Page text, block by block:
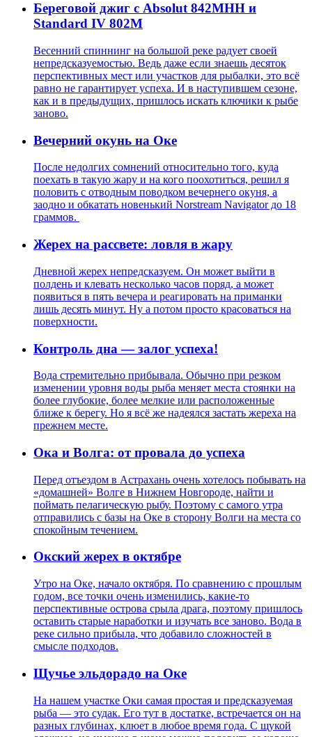
Береговой джиг с Absolut 842MHH и
Standard IV 802M
Весенний спиннинг на большой реке радует своей
непредсказуемостью. Ведь даже если знаешь десяток
перспективных мест или участков для рыбалки, это всё
равно не гарантирует успеха. И в наступившем сезоне,
как и в предыдущих, пришлось искать ключики к рыбе
заново.
Вечерний окунь на Оке
После недолгих сомнений относительно того, куда
поехать в такую жару и на кого поохотиться, решил я
половить с отводным поводком вечернего окуня, а
заодно и обкатать новенький Norstream Navigator до 18
граммов.
Жерех на рассвете: ловля в жару
Дневной жерех непредсказуем. Он может выйти в
полдень и клевать несколько часов поряд, а может
появиться в пять вечера и реагировать на приманки
лишь десять минут. Ну а потом просто красоваться на
поверхности.
Контроль дна — залог успеха!
Вода стремительно прибывала. Обычно при резком
изменении уровня воды рыба меняет места стоянки на
более глубокие, более мелкие или расположенные
ближе к берегу. Но я всё же надеялся застать жереха на
прежнем месте.
Ока и Волга: от провала до успеха
Перед отъездом в Астрахань очень хотелось побывать на
«домашней» Волге в Нижнем Новгороде, найти и
поймать пелагическую рыбу. Поэтому с самого утра
отправились с базы на Оке в сторону Волги на места со
спокойным течением.
Окский жерех в октябре
Утро на Оке, начало октября. По сравнению с прошлым
годом, все точки очень изменились, какие-то
перспективные острова срыла драга, поэтому пришлось
оставить старые наработки и изучать все заново. Вода в
реке сильно прибыла, что добавило сложностей в
смысле подходов.
Щучье эльдорадо на Оке
На нашем участке Оки самая простая и предсказуемая
рыба — это судак. Его тут в достатке, встречается он на
разных глубинах, клюет в любое время года. С щукой